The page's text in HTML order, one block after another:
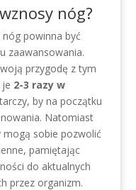
nóg?
powinna być
zaawansowania.
przygodę z tym
2-3 razy w
by na początku
Natomiast
sobie pozwolić
pamiętając
do aktualnych
przez organizm.